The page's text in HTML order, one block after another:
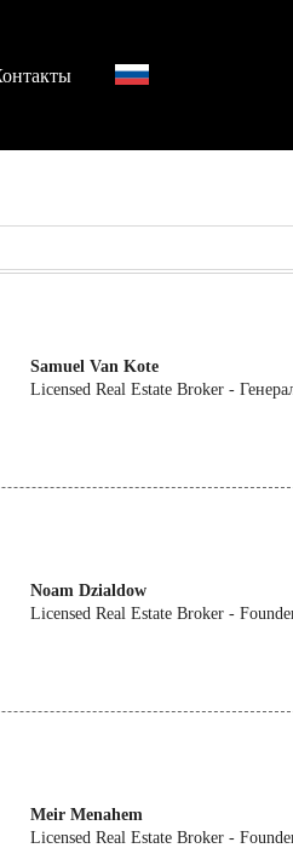
Samuel Van Kote
Licensed Real Estate Broker -
Noam Dzialdow
Licensed Real Estate Broker -
Meir Menahem
Licensed Real Estate Broker -